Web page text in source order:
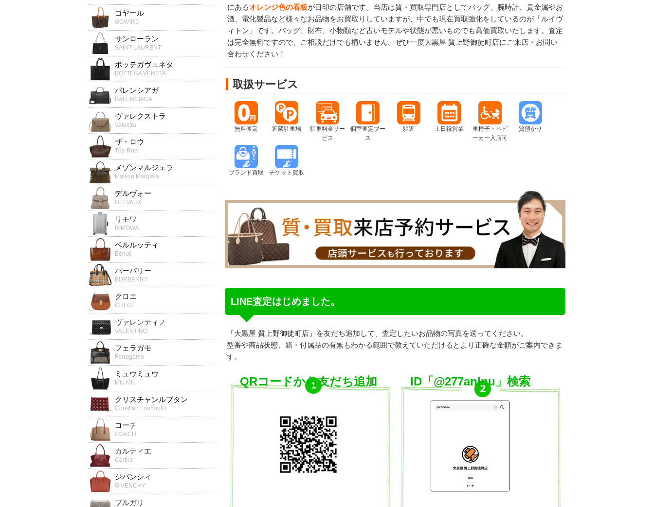
にあるオレンジ色の看板が目印の店舗です。当店は質・買取専門店としてバッグ、腕時計、貴金属やお
酒、電化製品など様々なお品物をお買取りしていますが、中でも現在買取強化をしているのが「ルイヴ
ィトン」です。バッグ、財布、小物類など古いモデルや状態が悪いものでも高価買取いたします。査定
は完全無料ですので、ご相談だけでも構いません。ぜひ一度大黒屋 質上野御徒町店にご来店・お問い
合わせください！
取扱サービス
無料査定 近隣駐車場
駐車料金サー
ビス
個室査定ブー
ス
駅近 土日祝営業
車椅子・ベビ
ーカー入店可
質預かり
ブランド買取 チケット買取
LINE査定はじめました。
『大黒屋 質上野御徒町店』を友だち追加して、査定したいお品物の写真を送ってください。
型番や商品状態、箱・付属品の有無もわかる範囲で教えていただけるとより正確な金額がご案内できま
す。
QRコードから友だち追加 ID「@277anlnu」検索
ゴヤール
GOYARD
サンローラン
SAINT LAURENT
ボッテガヴェネタ
BOTTEGA VENETA
バレンシアガ
BALENCIAGA
ヴァレクストラ
Valextra
ザ・ロウ
The Row
メゾンマルジェラ
Maison Margiela
デルヴォー
DELVAUX
リモワ
RIMOWA
ベルルッティ
Berluti
バーバリー
BURBERRY
クロエ
CHLOE
ヴァレンティノ
VALENTINO
フェラガモ
Ferragamo
ミュウミュウ
Miu Miu
クリスチャンルブタン
Christian Louboutin
コーチ
COACH
カルティエ
Cartier
ジバンシィ
GIVENCHY
ブルガリ